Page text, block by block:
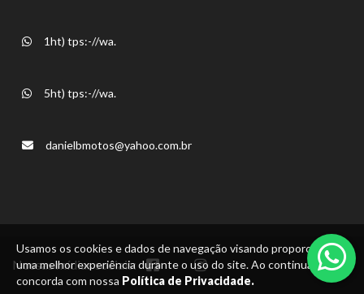
Usamos os cookies e dados de navegação visando proporcionar
uma melhor experiência durante o uso do site. Ao continuar, você
concorda com nossa Política de Privacidade.
1ht) tps:-//wa.
5ht) tps:-//wa.
danielbmotos@yahoo.com.br
Nossas mídias sociais: